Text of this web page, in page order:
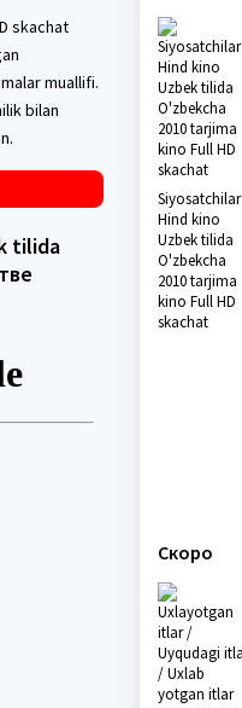
skachat
muallifi.
bilan
tilida
Siyosatchilar
Hind kino
Uzbek tilida
O'zbekcha
2010 tarjima
kino Full HD
skachat
Скоро